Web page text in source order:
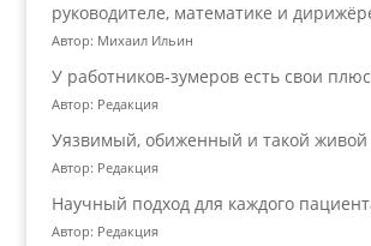
руководителе, математике и
Автор: Михаил Ильин
У работников‑зумеров есть свои
Автор: Редакция
Уязвимый, обиженный и такой живой
Автор: Редакция
Научный подход для каждого
Автор: Редакция